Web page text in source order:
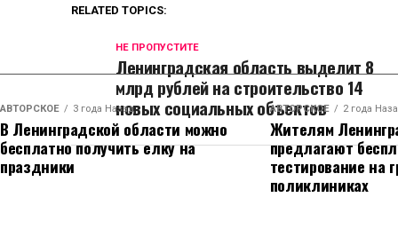
RELATED TOPICS:
НЕ ПРОПУСТИТЕ
Ленинградская область выделит 8
млрд рублей на строительство 14
новых социальных объектов
АВТОРСКОЕ 3 года Назад
В Ленинградской области можно
бесплатно получить елку на
праздники
АВТОРСКОЕ 2 года
Жителям
предлагают
тестирование на
поликлиниках